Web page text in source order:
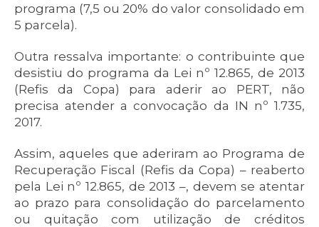
programa (7,5 ou 20% do valor consolidado em
5 parcela).
Outra ressalva importante: o contribuinte que
desistiu do programa da Lei nº 12.865, de 2013
(Refis da Copa) para aderir ao PERT, não
precisa atender a convocação da IN nº 1.735,
2017.
Assim, aqueles que aderiram ao Programa de
Recuperação Fiscal (Refis da Copa) – reaberto
pela Lei nº 12.865, de 2013 –, devem se atentar
ao prazo para consolidação do parcelamento
ou quitação com utilização de créditos